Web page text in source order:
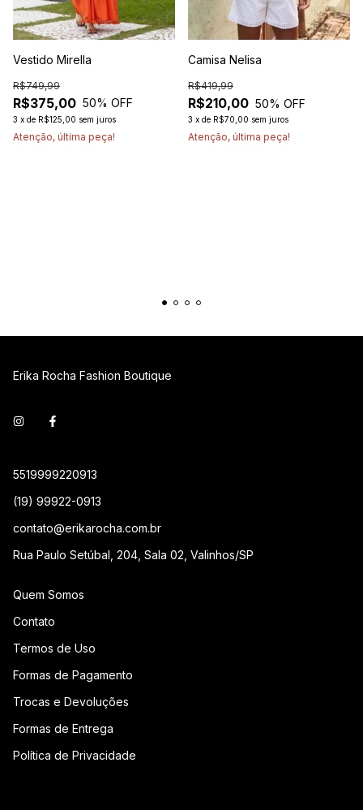
Vestido Mirella
R$375,00
R$749,99
50% OFF
3 x de R$125,00 sem juros
Atenção, última peça!
Camisa Nelisa
R$210,00
R$419,99
50% OFF
3 x de R$70,00 sem juros
Atenção, última peça!
Erika Rocha Fashion Boutique
5519999220913
(19) 99922-0913
contato@erikarocha.com.br
Rua Paulo Setúbal, 204, Sala 02, Valinhos/SP
Quem Somos
Contato
Termos de Uso
Formas de Pagamento
Trocas e Devoluções
Formas de Entrega
Política de Privacidade